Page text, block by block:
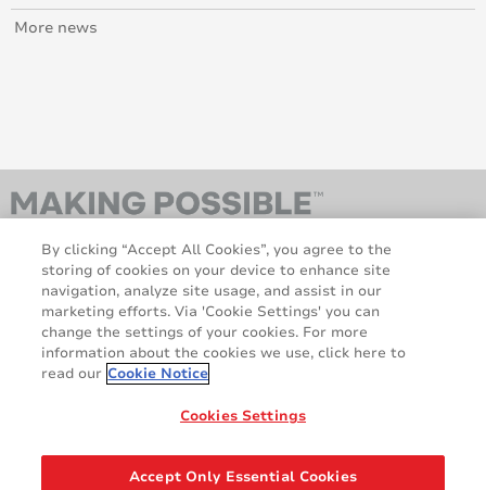
More news
AveryDennison.com
À Propos
Mentions légales et de
Cookies
By clicking “Accept All Cookies”, you agree to the
storing of cookies on your device to enhance site
navigation, analyze site usage, and assist in our
marketing efforts. Via 'Cookie Settings' you can
change the settings of your cookies. For more
information about the cookies we use, click here to
read our Cookie Notice
Cookies Settings
Accept Only Essential Cookies